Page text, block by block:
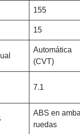
155
15
Automática
(CVT)
7.1
ABS en
ruedas